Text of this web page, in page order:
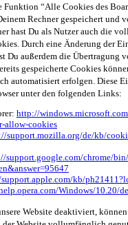
Funktion “Alle Cookies des
Rechner gespeichert und
hast Du als Nutzer auch die
Durch eine Änderung der
Du außerdem die Übertragung
gespeicherte Cookies
automatisiert erfolgen. Diese
unter den folgenden Links:
http://
allow-cookies
support.mozilla.org/de/kb/
support.google.com/chrome/
kb/
Windows/10.20/
Website deaktiviert,